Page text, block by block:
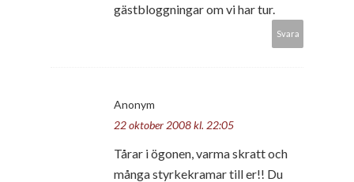
gästbloggningar om vi har tur.
Svara
Anonym
22 oktober 2008 kl. 22:05
Tårar i ögonen, varma skratt och
många styrkekramar till er!! Du